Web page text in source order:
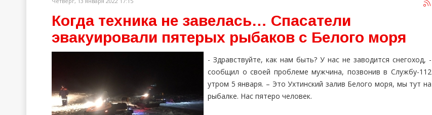
Когда техника не завелась… Спасатели
эвакуировали пятерых рыбаков с Белого моря
- Здравствуйте, как нам быть? У нас не заводится снегоход, -
сообщил о своей проблеме мужчина, позвонив в Службу-112
утром 5 января. – Это Ухтинский залив Белого моря, мы тут на
рыбалке. Нас пятеро человек.